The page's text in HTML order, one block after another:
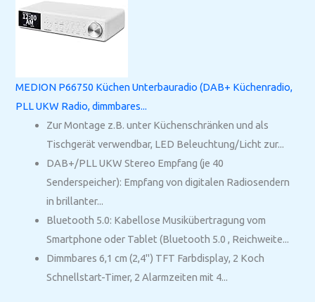
MEDION P66750 Küchen Unterbauradio (DAB+ Küchenradio,
PLL UKW Radio, dimmbares...
Zur Montage z.B. unter Küchenschränken und als
Tischgerät verwendbar, LED Beleuchtung/Licht zur...
DAB+/PLL UKW Stereo Empfang (je 40
Senderspeicher): Empfang von digitalen Radiosendern
in brillanter...
Bluetooth 5.0: Kabellose Musikübertragung vom
Smartphone oder Tablet (Bluetooth 5.0 , Reichweite...
Dimmbares 6,1 cm (2,4") TFT Farbdisplay, 2 Koch
Schnellstart-Timer, 2 Alarmzeiten mit 4...